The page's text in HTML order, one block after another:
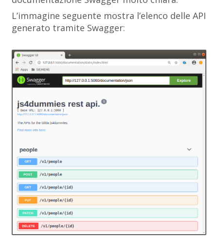
L’immagine seguente mostra l’elenco delle API
generato tramite Swagger: